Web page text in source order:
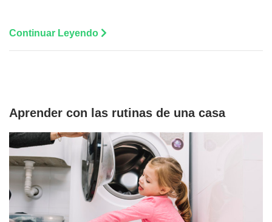
Continuar Leyendo
Aprender con las rutinas de una casa